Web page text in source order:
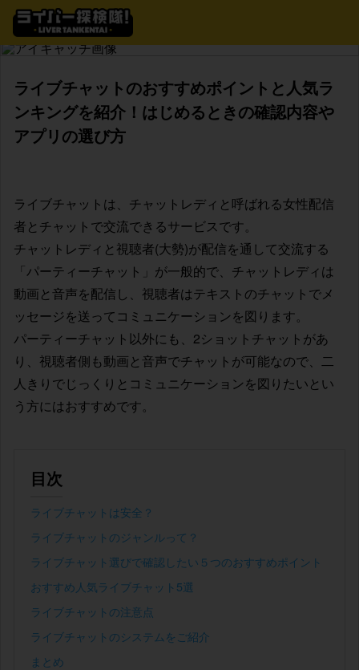
ライブチャットのおすすめポイントと人気ラ
ンキングを紹介！はじめるときの確認内容や
アプリの選び方
ライブチャットは、チャットレディと呼ばれる女性配信
者とチャットで交流できるサービスです。
チャットレディと視聴者(大勢)が配信を通して交流する
「パーティーチャット」が一般的で、チャットレディは
動画と音声を配信し、視聴者はテキストのチャットでメ
ッセージを送ってコミュニケーションを図ります。
パーティーチャット以外にも、2ショットチャットがあ
り、視聴者側も動画と音声でチャットが可能なので、二
人きりでじっくりとコミュニケーションを図りたいとい
う方にはおすすめです。
目次
ライブチャットは安全？
ライブチャットのジャンルって？
ライブチャット選びで確認したい５つのおすすめポイント
おすすめ人気ライブチャット5選
ライブチャットの注意点
ライブチャットのシステムをご紹介
まとめ